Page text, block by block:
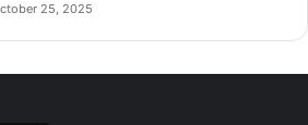
25, 2025